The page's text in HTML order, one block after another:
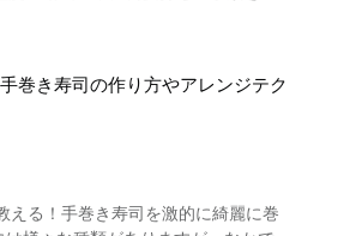
？ 蕎麦打ちを行う上で知っておき
したそばも数
ます。 「そば打ちの方
巻き寿司の作り方やアレンジテク
える！手巻き寿司を激的に綺麗に巻